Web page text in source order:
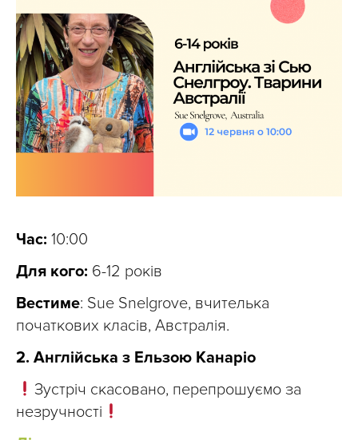
Час: 10:00
Для кого: 6-12 років
Вестиме: Sue Snelgrove, вчителька
початкових класів, Австралія.
2. Англійська з Ельзою Канаріо
Зустріч скасовано, перепрошуємо за
незручності